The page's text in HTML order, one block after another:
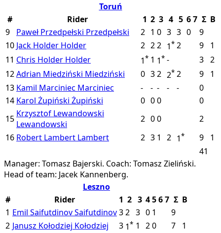
Toruń
#
Rider 1 2 3 4 5 67 Σ B
9
Paweł Przedpełski Przedpełski 2 1 0 3 3 0
9
10 Jack Holder Holder 2 22 1* 2 9
1
11 Chris Holder Holder 1* 1 1* - 3 2
12Adrian Miedziński Miedziński 0 32 2* 2 9
1
13 Kamil Marciniec Marciniec - - - - -
0
14 Karol Żupiński Żupiński 0 00
0
15 Krzysztof Lewandowski
Lewandowski
2 00
2
16 Robert Lambert Lambert 2 3 1 2 1* 9
1
41
Manager: Tomasz Bajerski. Coach: Tomasz Zieliński.
Head of team: Jacek Kannenberg.
Leszno
#
Rider 1 2 3 4567 Σ B
1 Emil SaifutdinovSaifutdinov32 3 0 1
9
2 Janusz Kołodziej Kołodziej 3 1* 1 20 7
1